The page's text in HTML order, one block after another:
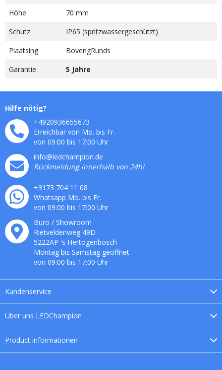
Höhe
70 mm
Schutz
IP65 (spritzwassergeschützt)
Plaatsing
BovengRunds
Garantie
5 Jahre
Über uns LEDChampion
Product informationen
Kundenservice
Hilfe nötig?
+4920936655673
Erreichbar von Mo. bis Fr.
von 09:00 bis 17:00 Uhr
info@ledchampion.de
Rückmeldung innerhalb von 24h!
+3173 704 11 08
Whatsapp Mo. bis Fr.
von 09:00 bis 17:00 Uhr
Büro / Showroom
Rietveldenweg 49D
5222AP 's Hertogenbosch
Montag bis Samstag geöffnet
von 09:00 bis 17:00 Uhr